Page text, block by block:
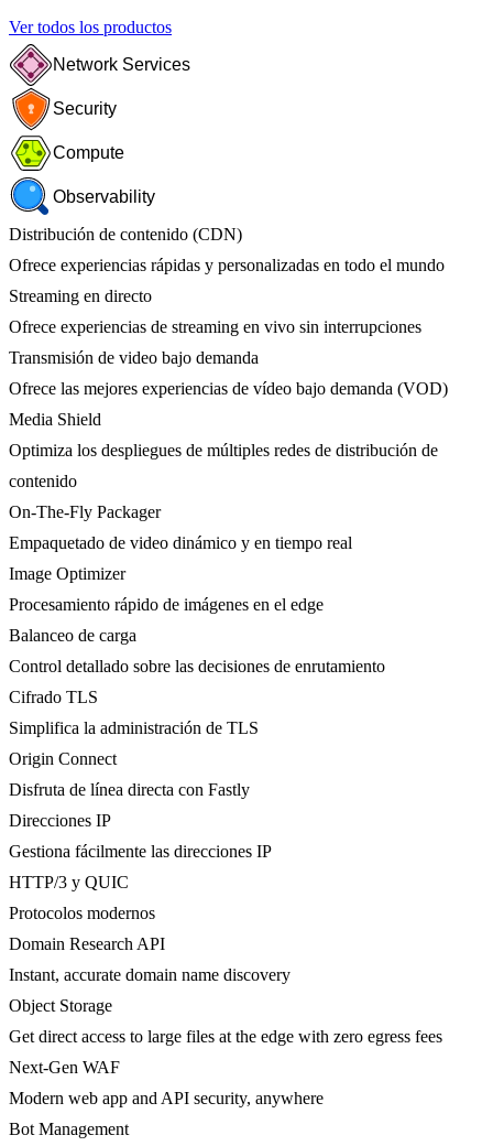
Ver todos los productos
Network Services
Security
Compute
Observability
Distribución de contenido (CDN)
Ofrece experiencias rápidas y personalizadas en todo el mundo
Streaming en directo
Ofrece experiencias de streaming en vivo sin interrupciones
Transmisión de video bajo demanda
Ofrece las mejores experiencias de vídeo bajo demanda (VOD)
Media Shield
Optimiza los despliegues de múltiples redes de distribución de
contenido
On-The-Fly Packager
Empaquetado de video dinámico y en tiempo real
Image Optimizer
Procesamiento rápido de imágenes en el edge
Balanceo de carga
Control detallado sobre las decisiones de enrutamiento
Cifrado TLS
Simplifica la administración de TLS
Origin Connect
Disfruta de línea directa con Fastly
Direcciones IP
Gestiona fácilmente las direcciones IP
HTTP/3 y QUIC
Protocolos modernos
Domain Research API
Instant, accurate domain name discovery
Object Storage
Get direct access to large files at the edge with zero egress fees
Next-Gen WAF
Modern web app and API security, anywhere
Bot Management